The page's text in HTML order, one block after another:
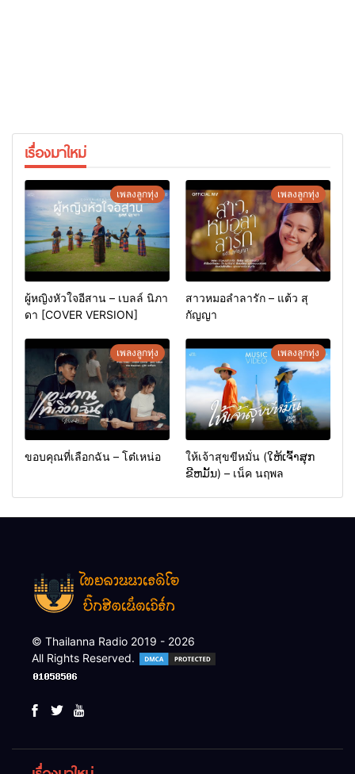
เรื่องมาใหม่
เพลงลูกทุ่ง
ผู้หญิงหัวใจอีสาน – เบลล์ นิภา
ดา [COVER VERSION]
เพลงลูกทุ่ง
สาวหมอลำลารัก – แต้ว สุ
กัญญา
เพลงลูกทุ่ง
ขอบคุณที่เลือกฉัน – โต๋เหน่อ
เพลงลูกทุ่ง
ให้เจ้าสุขขีหมั่น (ໃຫ້ເຈົ້າສຸກ
ຂີຫມັ້ນ) – เน็ค นฤพล
© Thailanna Radio 2019 - 2026
All Rights Reserved.